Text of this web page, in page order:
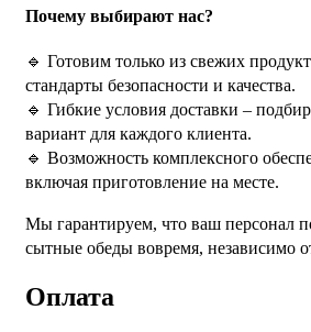
Почему выбирают нас?
🔹 Готовим только из свежих
стандарты безопасности и качества.
🔹 Гибкие условия доставки –
вариант для каждого клиента.
🔹 Возможность комплексного
включая приготовление на месте.
Мы гарантируем, что ваш персонал
сытные обеды вовремя, независимо
Оплата